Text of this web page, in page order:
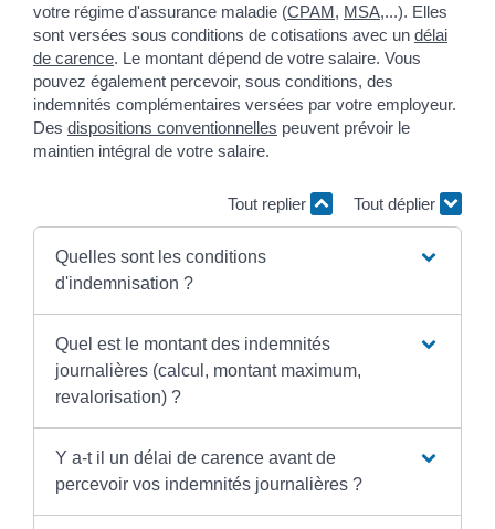
votre régime d'assurance maladie (CPAM , MSA,...). Elles
sont versées sous conditions de cotisations avec un délai
de carence. Le montant dépend de votre salaire. Vous
pouvez également percevoir, sous conditions, des
indemnités complémentaires versées par votre employeur.
Des dispositions conventionnelles peuvent prévoir le
maintien intégral de votre salaire.
Tout replier Tout déplier
Quelles sont les conditions
d'indemnisation ?
Quel est le montant des indemnités
journalières (calcul, montant maximum,
revalorisation) ?
Y a-t il un délai de carence avant de
percevoir vos indemnités journalières ?